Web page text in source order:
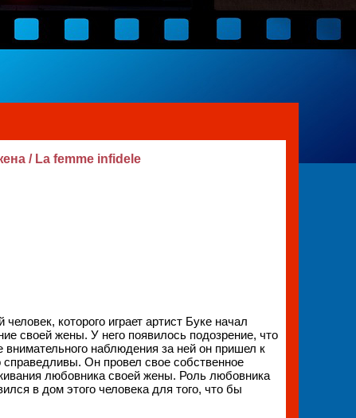
/ La femme infidele
которого играет артист Буке начал
своей жены. У него появилось подозрение, что
внимательного наблюдения за ней он пришел к
Он провел свое собственное
любовника своей жены. Роль любовника
в дом этого человека для того, что бы